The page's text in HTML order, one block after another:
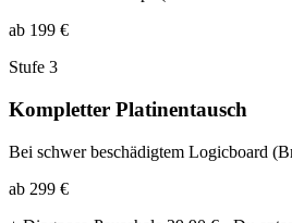
ab 199 €
Stufe 3
Kompletter Platinentausch
Bei schwer beschädigtem Logicboard
ab 299 €